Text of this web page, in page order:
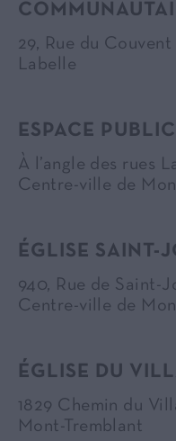
29, Rue du Couvent
Labelle
ESPACE PUBLIC
À l’angle des rues
Centre-ville de
ÉGLISE SAINT-
940, Rue de Saint-
Centre-ville de
ÉGLISE DU
1829 Chemin du
Mont-Tremblant